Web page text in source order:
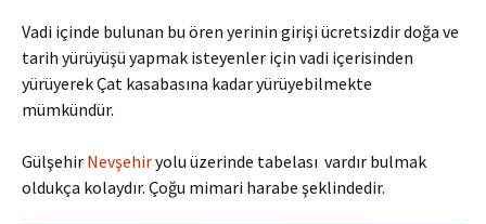
Vadi içinde bulunan bu ören yerinin girişi ücretsizdir doğa ve
tarih yürüyüşü yapmak isteyenler için vadi içerisinden
yürüyerek Çat kasabasına kadar yürüyebilmekte
mümkündür.
Gülşehir Nevşehiryolu üzerinde tabelası vardır bulmak
oldukça kolaydır. Çoğu mimari harabe şeklindedir.